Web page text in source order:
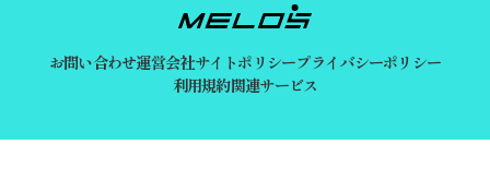
お問い合わせ運営会社サイトポリシープライバシーポリシー
利用規約関連サービス